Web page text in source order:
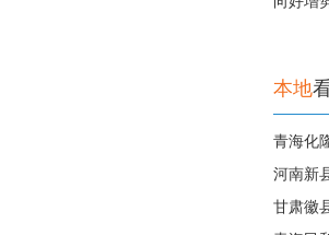
本地
河南新